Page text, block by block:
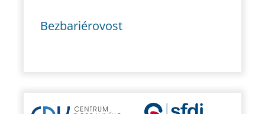
Bezbariérovost